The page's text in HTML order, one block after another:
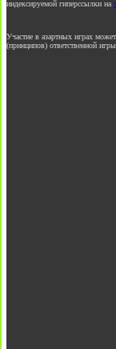
индексируемой гиперссылки на
Участие в азартных играх
(принципов) ответственной